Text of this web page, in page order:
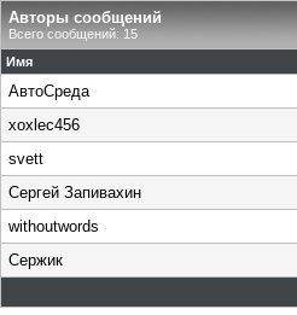
Авторы сообщений
Всего сообщений: 15
Имя
АвтоСреда
xoxlec456
svett
Сергей Запивахин
withoutwords
Сержик